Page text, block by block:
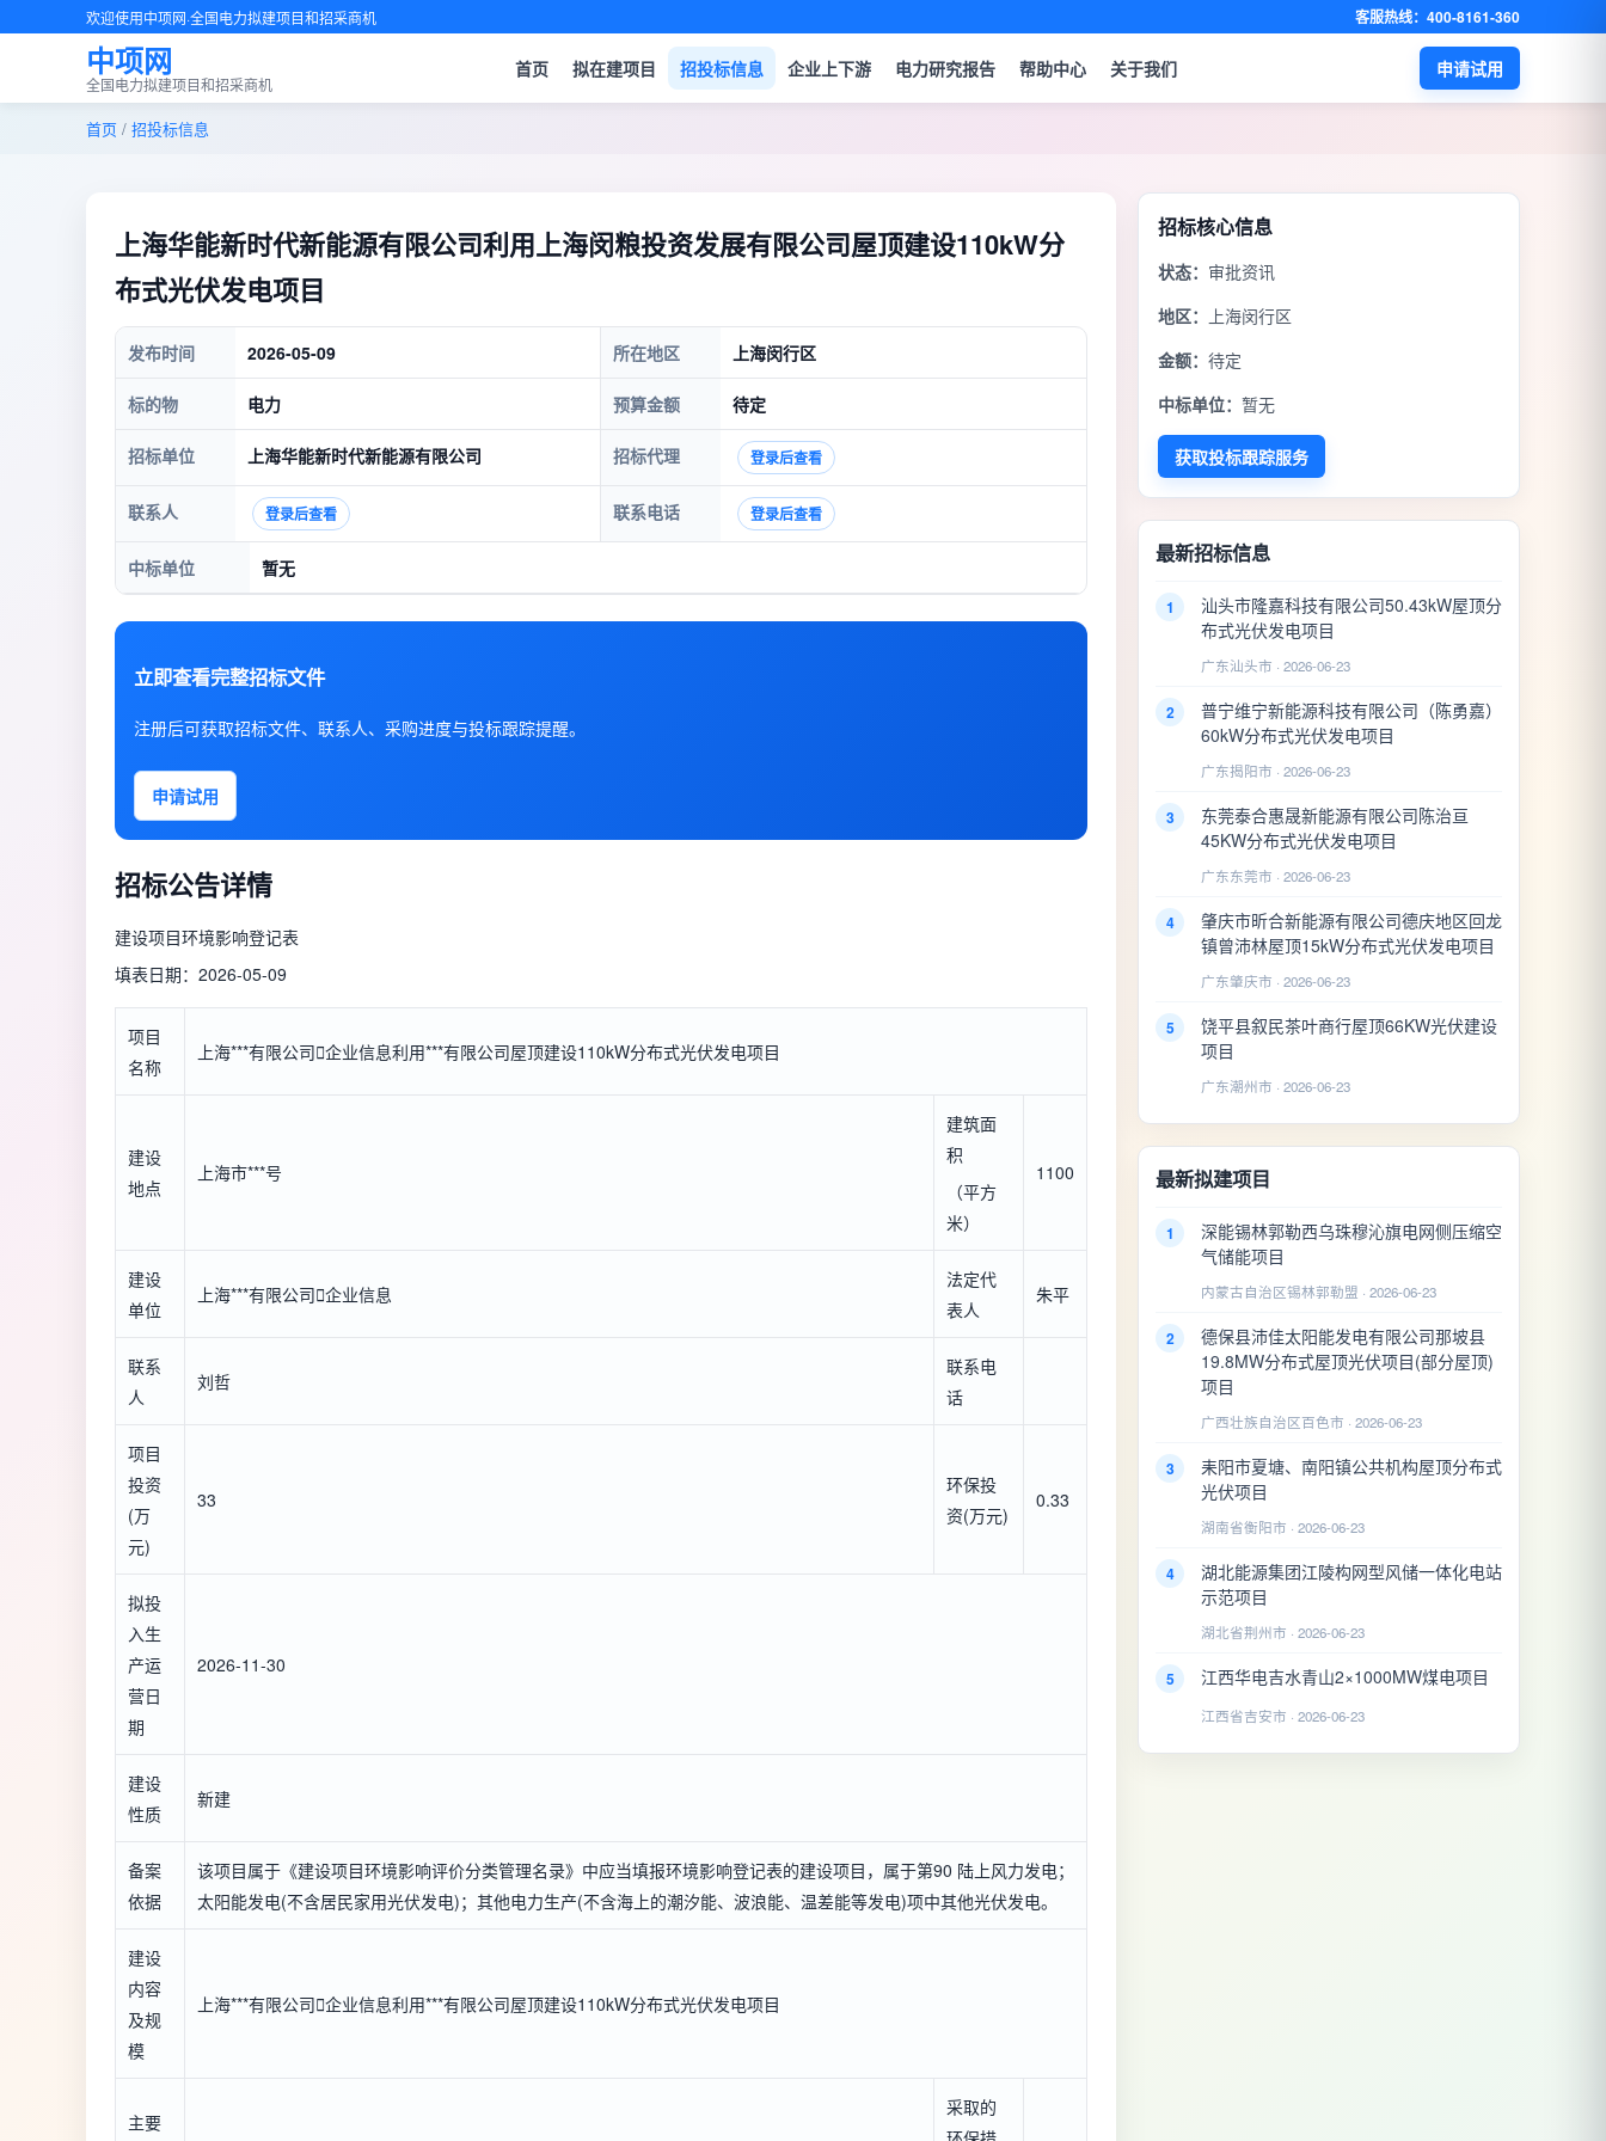
欢迎使用中项网·全国电力拟建项目和招采商机 客服热线：400-8161-360
中项网
全国电力拟建项目和招采商机
首页 拟在建项目 招投标信息 企业上下游 电力研究报告 帮助中心 关于我们 申请试用
首页 / 招投标信息
上海华能新时代新能源有限公司利用上海闵粮投资发展有限公司屋顶建设110kW分
布式光伏发电项目
发布时间 2026-05-09 所在地区 上海闵行区
标的物 电力 预算金额 待定
招标单位 上海华能新时代新能源有限公司 招标代理 登录后查看
联系人 登录后查看 联系电话 登录后查看
中标单位 暂无
立即查看完整招标文件
注册后可获取招标文件、联系人、采购进度与投标跟踪提醒。
申请试用
招标公告详情
建设项目环境影响登记表
填表日期：2026-05-09
项目
名称
上海***有限公司企业信息利用***有限公司屋顶建设110kW分布式光伏发电项目
建设
地点
上海市***号
建筑面
积
（平方
米）
1100
建设
单位
上海***有限公司企业信息
法定代
表人
朱平
联系
人
刘哲
联系电
话
项目
投资
(万
元)
33
环保投
资(万元)
0.33
拟投
入生
产运
营日
期
2026-11-30
建设
性质
新建
备案
依据
该项目属于《建设项目环境影响评价分类管理名录》中应当填报环境影响登记表的建设项目，属于第90 陆上风力发电；
太阳能发电(不含居民家用光伏发电)；其他电力生产(不含海上的潮汐能、波浪能、温差能等发电)项中其他光伏发电。
建设
内容
及规
模
上海***有限公司企业信息利用***有限公司屋顶建设110kW分布式光伏发电项目
主要
采取的
招标核心信息
状态： 审批资讯
地区：
上海闵行区
金额： 待定
中标单位： 暂无
获取投标跟踪服务
最新招标信息
1
汕头市隆嘉科技有限公司50.43kW屋顶分
布式光伏发电项目
广东汕头市 · 2026-06-23
2
普宁维宁新能源科技有限公司（陈勇嘉）
60kW分布式光伏发电项目
广东揭阳市 · 2026-06-23
3
东莞泰合惠晟新能源有限公司陈治亘
45KW分布式光伏发电项目
广东东莞市 · 2026-06-23
4
肇庆市昕合新能源有限公司德庆地区回龙
镇曾沛林屋顶15kW分布式光伏发电项目
广东肇庆市 · 2026-06-23
5
饶平县叙民茶叶商行屋顶66KW光伏建设
项目
广东潮州市 · 2026-06-23
最新拟建项目
1
深能锡林郭勒西乌珠穆沁旗电网侧压缩空
气储能项目
内蒙古自治区锡林郭勒盟 · 2026-06-23
2
德保县沛佳太阳能发电有限公司那坡县
19.8MW分布式屋顶光伏项目(部分屋顶)
项目
广西壮族自治区百色市 · 2026-06-23
3
耒阳市夏塘、南阳镇公共机构屋顶分布式
光伏项目
湖南省衡阳市 · 2026-06-23
4
湖北能源集团江陵构网型风储一体化电站
示范项目
湖北省荆州市 · 2026-06-23
5 江西华电吉水青山2×1000MW煤电项目
江西省吉安市 · 2026-06-23